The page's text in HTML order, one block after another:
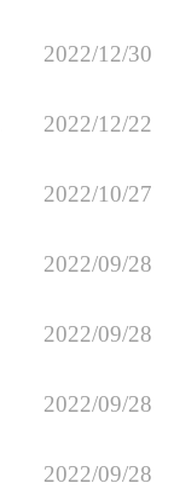
政策法规
知产战略
2022/12/30
2022/12/22
2022/10/27
2022/09/28
2022/09/28
2022/09/28
2022/09/28